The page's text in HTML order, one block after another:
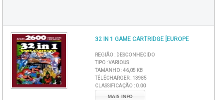
32 IN 1 GAME CARTRIDGE [EUROPE
REGIÃO : DESCONHECIDO
TIPO :VARIOUS
TAMANHO :46,05 KB
TÉLÉCHARGER : 13985
CLASSIFICAÇÃO : 0.00
MAIS INFO